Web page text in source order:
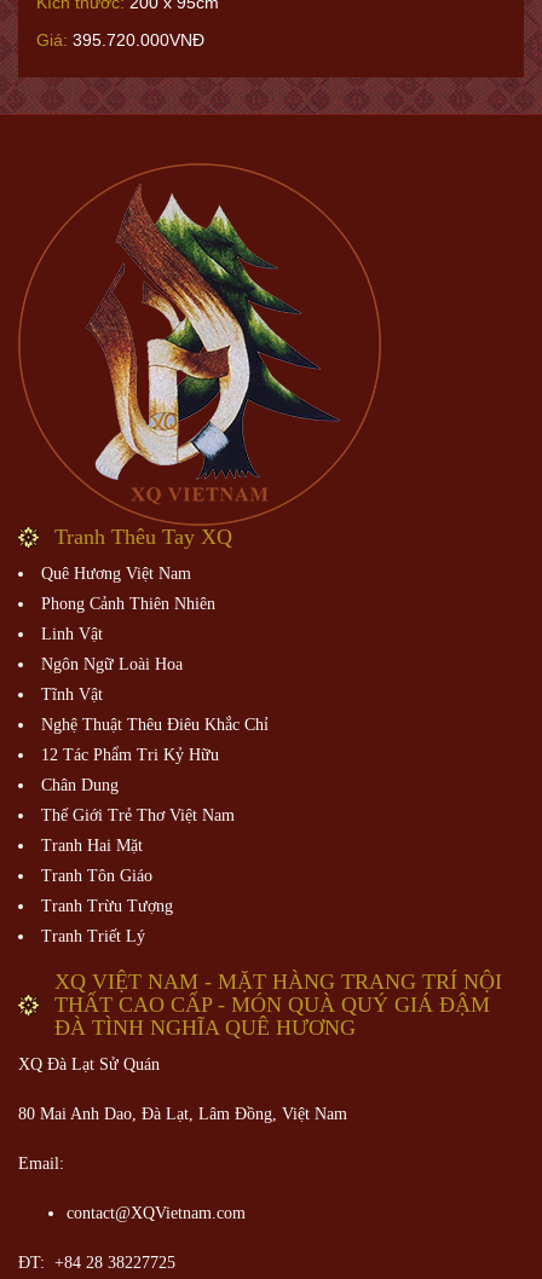
Giá: 395.720.000VNĐ
Tranh Thêu Tay XQ
Quê Hương Việt Nam
Phong Cảnh Thiên Nhiên
Linh Vật
Ngôn Ngữ Loài Hoa
Tĩnh Vật
Nghệ Thuật Thêu Điêu Khắc Chỉ
12 Tác Phẩm Tri Kỷ Hữu
Chân Dung
Thế Giới Trẻ Thơ Việt Nam
Tranh Hai Mặt
Tranh Tôn Giáo
Tranh Trừu Tượng
Tranh Triết Lý
XQ VIỆT NAM - MẶT HÀNG TRANG TRÍ NỘI
THẤT CAO CẤP - MÓN QUÀ QUÝ GIÁ ĐẬM
ĐÀ TÌNH NGHĨA QUÊ HƯƠNG
XQ Đà Lạt Sử Quán
80 Mai Anh Dao, Đà Lạt, Lâm Đồng, Việt Nam
Email:
contact@XQVietnam.com
ĐT: +84 28 38227725